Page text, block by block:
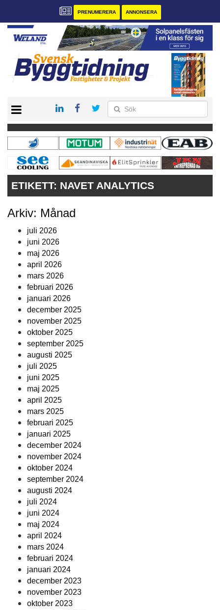
PRENUMERERA ANNONSERA
PRENUMERERA
VÅRA ANDRA MAGASIN
ANNONSERA
KONTAKT
ETIKETT: NAVET ANALYTICS
Arkiv: Månad
juli 2026
juni 2026
maj 2026
april 2026
mars 2026
februari 2026
januari 2026
december 2025
november 2025
oktober 2025
september 2025
augusti 2025
juli 2025
juni 2025
maj 2025
april 2025
mars 2025
februari 2025
januari 2025
december 2024
november 2024
oktober 2024
september 2024
augusti 2024
juli 2024
juni 2024
maj 2024
april 2024
mars 2024
februari 2024
januari 2024
december 2023
november 2023
oktober 2023